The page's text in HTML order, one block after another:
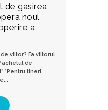
de gasirea
noul
a
viitor? Fa viitorul
de
*Pentru tineri